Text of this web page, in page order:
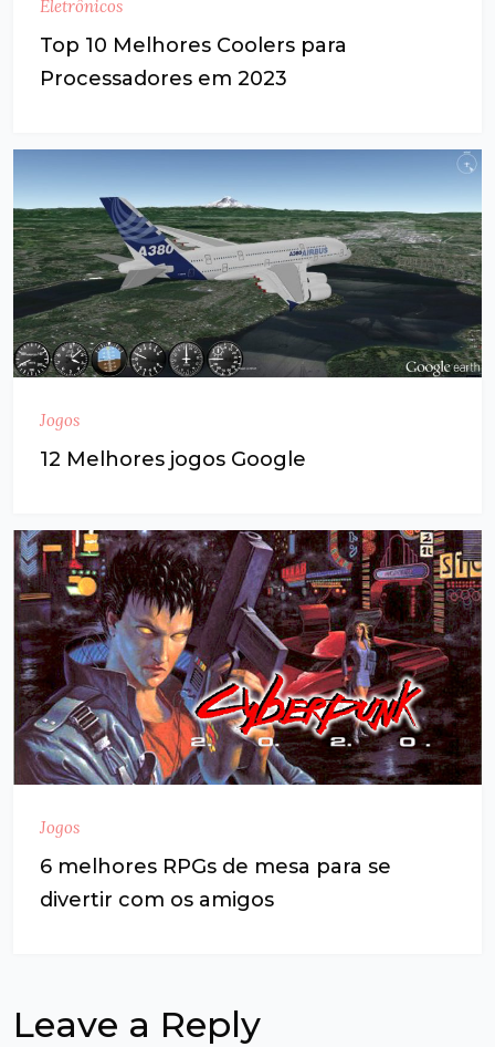
Eletrônicos
Top 10 Melhores Coolers para
Processadores em 2023
Jogos
12 Melhores jogos Google
Jogos
6 melhores RPGs de mesa para se
divertir com os amigos
Leave a Reply